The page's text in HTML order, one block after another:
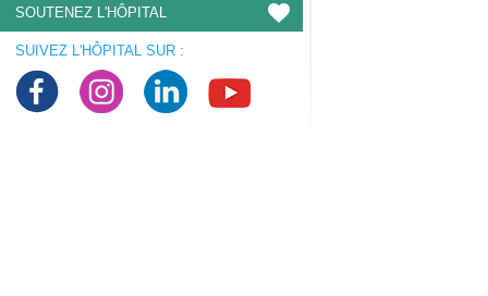
SOUTENEZ L'HÔPITAL
SUIVEZ L'HÔPITAL SUR :